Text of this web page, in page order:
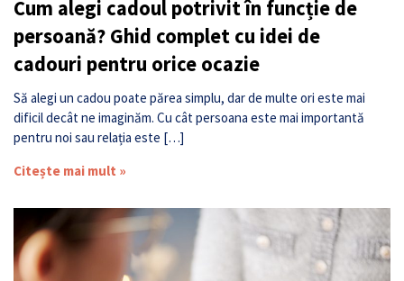
Cum alegi cadoul potrivit în funcție de
persoană? Ghid complet cu idei de
cadouri pentru orice ocazie
Să alegi un cadou poate părea simplu, dar de multe ori este mai
dificil decât ne imaginăm. Cu cât persoana este mai importantă
pentru noi sau relația este […]
Citește mai mult »